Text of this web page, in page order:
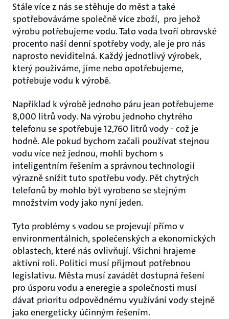
Stále více z nás se stěhuje do měst a také
spotřebováváme společně více zboží, pro jehož
výrobu potřebujeme vodu. Tato voda tvoří obrovské
procento naší denní spotřeby vody, ale je pro nás
naprosto neviditelná. Každý jednotlivý výrobek,
který používáme, jíme nebo opotřebujeme,
potřebuje vodu k výrobě.
Například k výrobě jednoho páru jean potřebujeme
8,000 litrů vody. Na výrobu jednoho chytrého
telefonu se spotřebuje 12,760 litrů vody - což je
hodně. Ale pokud bychom začali používat stejnou
vodu více než jednou, mohli bychom s
inteligentním řešením a správnou technologií
výrazně snížit tuto spotřebu vody. Pět chytrých
telefonů by mohlo být vyrobeno se stejným
množstvím vody jako nyní jeden.
Tyto problémy s vodou se projevují přímo v
environmentálních, společenských a ekonomických
oblastech, které nás ovlivňují. Všichni hrajeme
aktivní roli. Politici musí přijmout potřebnou
legislativu. Města musí zavádět dostupná řešení
pro úsporu vodu a eneregie a společnosti musí
dávat prioritu odpovědnému využívání vody stejně
jako energeticky účinným řešením.